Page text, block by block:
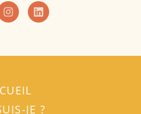
JE ?